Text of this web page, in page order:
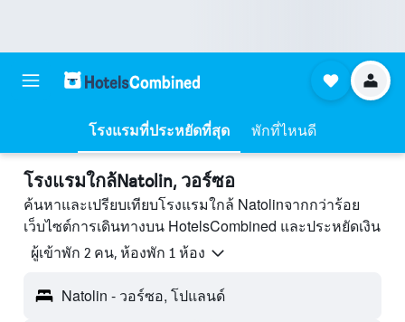
โรงแรมที่ประหยัดที่สุด พักที่ไหนดี
โรงแรมใกล้Natolin, วอร์ซอ
ค้นหาและเปรียบเทียบโรงแรมใกล้ Natolinจากกว่าร้อย
เว็บไซต์การเดินทางบน HotelsCombined และประหยัดเงิน
ผู้เข้าพัก 2 คน, ห้องพัก 1 ห้อง
Natolin - วอร์ซอ, โปแลนด์